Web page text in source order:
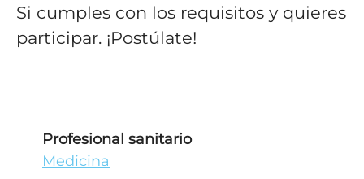
Si cumples con los requisitos y quieres
participar. ¡Postúlate!
Profesional sanitario
Medicina